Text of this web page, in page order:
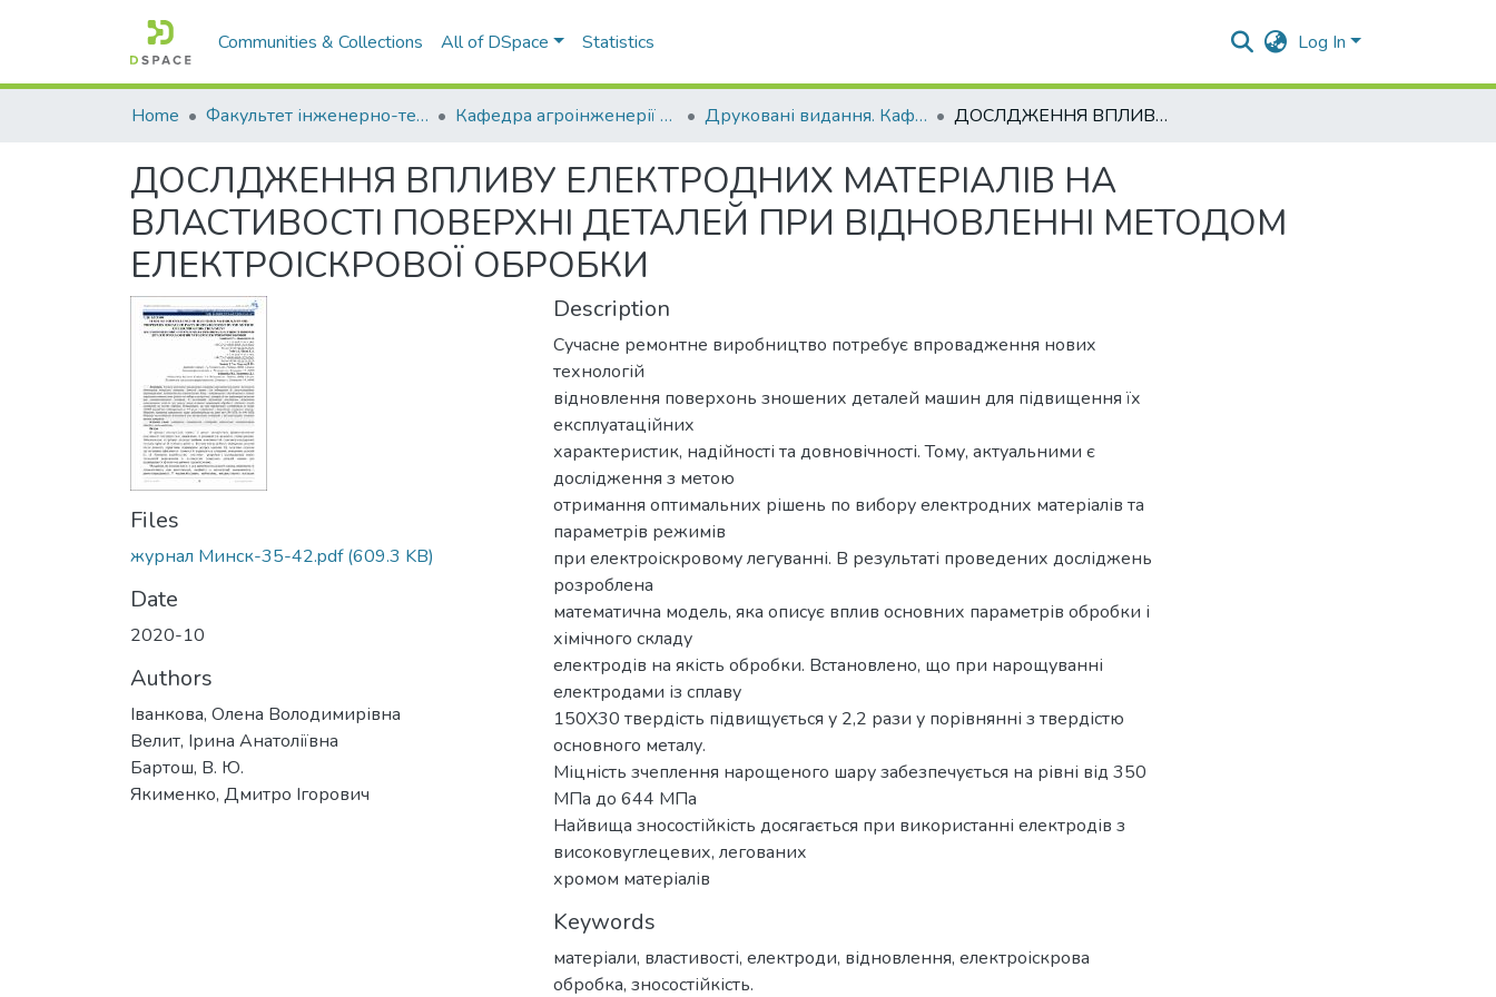
Communities & Collections All of DSpace Statistics Log In
Home Факультет інженерно-технологічний Кафедра агроінженерії та автомобільного транспорту Друковані видання. Кафедра агроінженерії та автомобільного транспорту ДОСЛДЖЕННЯ ВПЛИВУ ЕЛЕКТРОДНИХ МАТЕРІАЛІВ НА ВЛАСТИВОСТІ ПОВЕРХНІ ДЕТАЛЕЙ ПРИ ВІДНОВЛЕННІ МЕТОДОМ ЕЛЕКТРОІСКРОВОЇ ОБРОБКИ
ДОСЛДЖЕННЯ ВПЛИВУ ЕЛЕКТРОДНИХ МАТЕРІАЛІВ НА
ВЛАСТИВОСТІ ПОВЕРХНІ ДЕТАЛЕЙ ПРИ ВІДНОВЛЕННІ МЕТОДОМ
ЕЛЕКТРОІСКРОВОЇ ОБРОБКИ
Files
журнал Минск-35-42.pdf(609.3 KB)
Date
2020-10
Authors
Іванкова, Олена Володимирівна
Велит, Ірина Анатоліївна
Бартош, В. Ю.
Якименко, Дмитро Ігорович
Description
Сучасне ремонтне виробництво потребує впровадження нових
технологій
відновлення поверхонь зношених деталей машин для підвищення їх
експлуатаційних
характеристик, надійності та довновічності. Тому, актуальними є
дослідження з метою
отримання оптимальних рішень по вибору електродних матеріалів та
параметрів режимів
при електроіскровому легуванні. В результаті проведених досліджень
розроблена
математична модель, яка описує вплив основних параметрів обробки і
хімічного складу
електродів на якість обробки. Встановлено, що при нарощуванні
електродами із сплаву
150Х30 твердість підвищується у 2,2 рази у порівнянні з твердістю
основного металу.
Міцність зчеплення нарощеного шару забезпечується на рівні від 350
МПа до 644 МПа
Найвища зносостійкість досягається при використанні електродів з
високовуглецевих, легованих
хромом матеріалів
Keywords
матеріали, властивості, електроди, відновлення, електроіскрова
обробка, зносостійкість.